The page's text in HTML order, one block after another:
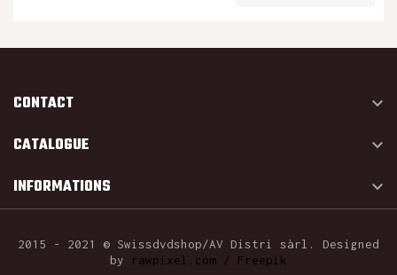
CONTACT 
CATALOGUE 
INFORMATIONS 
2015 - 2021 © Swissdvdshop/AV Distri sàrl. Designed
by
rawpixel.com / Freepik